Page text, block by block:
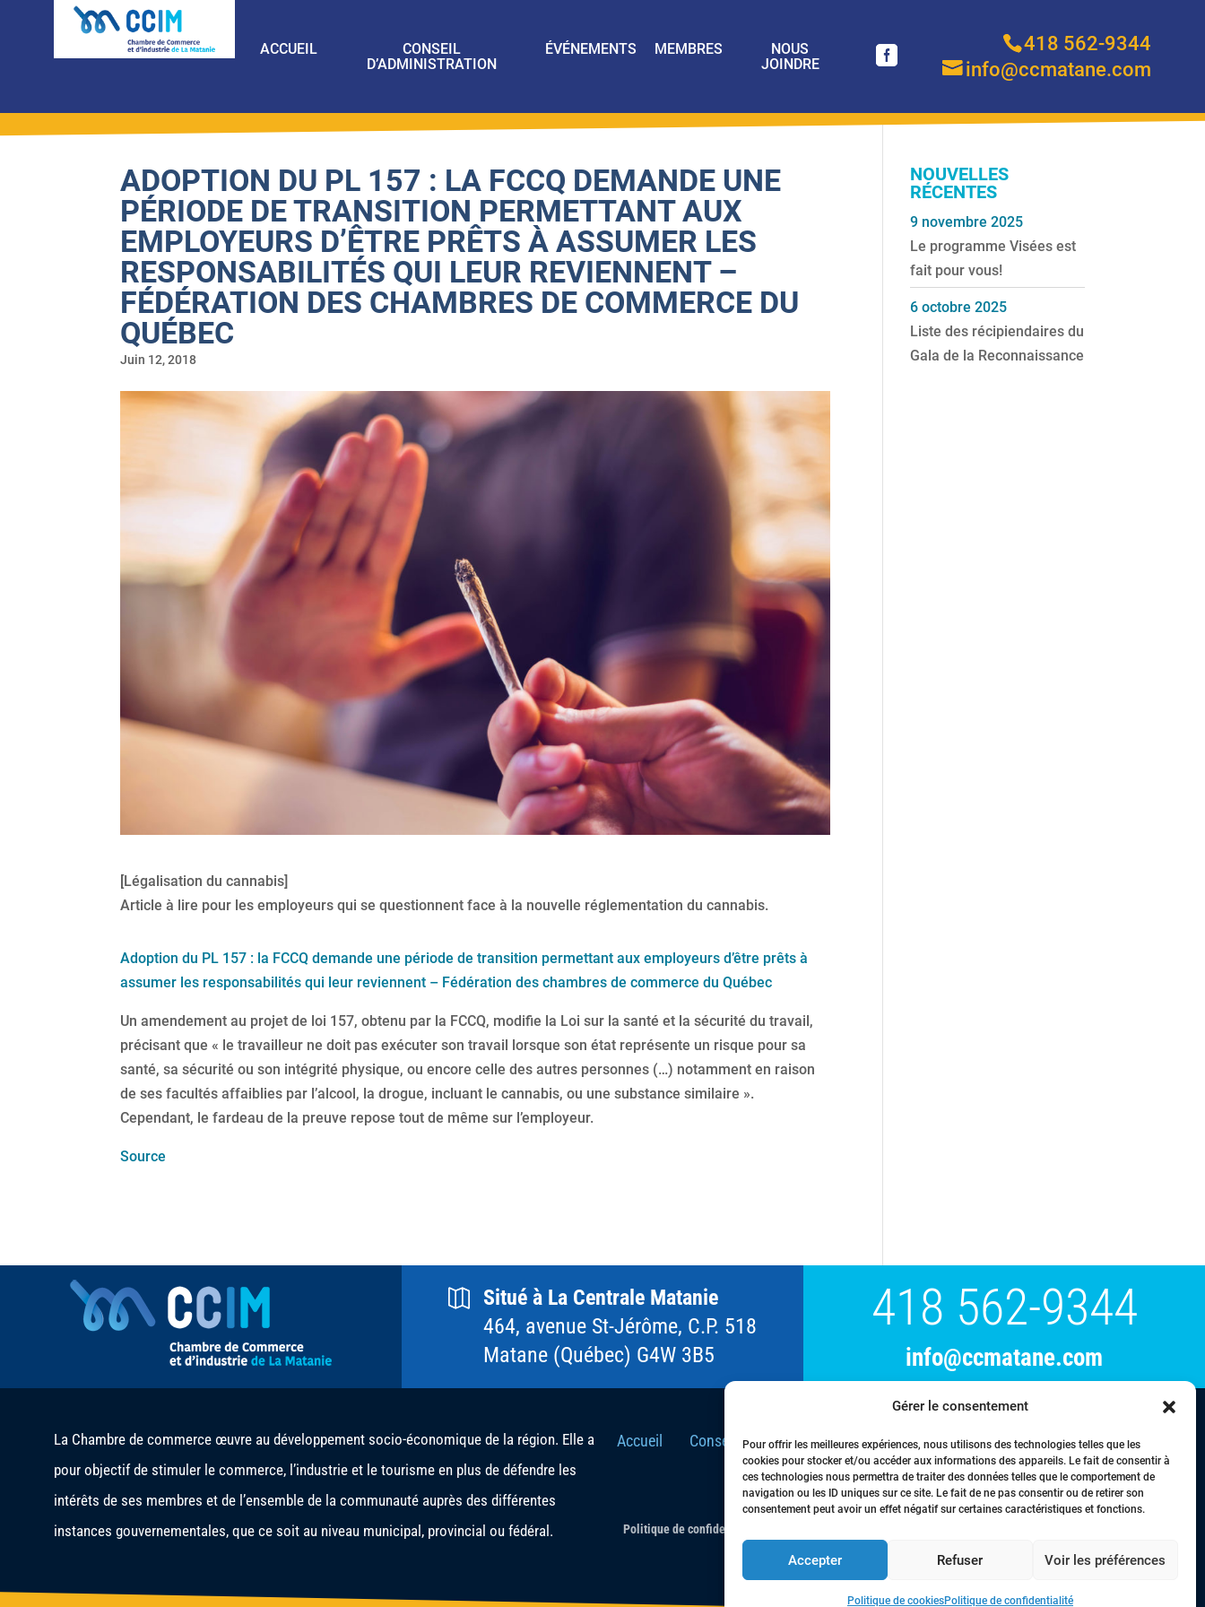
Gérer le consentement
Pour offrir les meilleures expériences, nous utilisons des technologies telles que les
cookies pour stocker et/ou accéder aux informations des appareils. Le fait de consentir à
ces technologies nous permettra de traiter des données telles que le comportement de
navigation ou les ID uniques sur ce site. Le fait de ne pas consentir ou de retirer son
consentement peut avoir un effet négatif sur certaines caractéristiques et fonctions.
Accepter Refuser Voir les préférences
Politique de cookiesPolitique de confidentialité
ACCUEIL
CONSEIL
D’ADMINISTRATION
ÉVÉNEMENTS MEMBRES
NOUS
JOINDRE
418 562-9344
info@ccmatane.com
ADOPTION DU PL 157 : LA FCCQ DEMANDE UNE
PÉRIODE DE TRANSITION PERMETTANT AUX
EMPLOYEURS D’ÊTRE PRÊTS À ASSUMER LES
RESPONSABILITÉS QUI LEUR REVIENNENT –
FÉDÉRATION DES CHAMBRES DE COMMERCE DU
QUÉBEC
Juin 12, 2018
[Légalisation du cannabis]
Article à lire pour les employeurs qui se questionnent face à la nouvelle réglementation du cannabis.
Adoption du PL 157 : la FCCQ demande une période de transition permettant aux employeurs d’être prêts à
assumer les responsabilités qui leur reviennent – Fédération des chambres de commerce du Québec
Un amendement au projet de loi 157, obtenu par la FCCQ, modifie la Loi sur la santé et la sécurité du travail,
précisant que « le travailleur ne doit pas exécuter son travail lorsque son état représente un risque pour sa
santé, sa sécurité ou son intégrité physique, ou encore celle des autres personnes (…) notamment en raison
de ses facultés affaiblies par l’alcool, la drogue, incluant le cannabis, ou une substance similaire ».
Cependant, le fardeau de la preuve repose tout de même sur l’employeur.
Source
NOUVELLES
RÉCENTES
Le programme Visées est
fait pour vous!
9 novembre 2025
Liste des récipiendaires du
Gala de la Reconnaissance
6 octobre 2025
Situé à La Centrale Matanie
464, avenue St-Jérôme, C.P. 518
Matane (Québec) G4W 3B5
418 562-9344
info@ccmatane.com
La Chambre de commerce œuvre au développement socio-économique de la région. Elle a
pour objectif de stimuler le commerce, l’industrie et le tourisme en plus de défendre les
intérêts de ses membres et de l’ensemble de la communauté auprès des différentes
instances gouvernementales, que ce soit au niveau municipal, provincial ou fédéral.
Accueil Conseil d’Administration Événements Membres Nous joindre
Politique de confidentialité